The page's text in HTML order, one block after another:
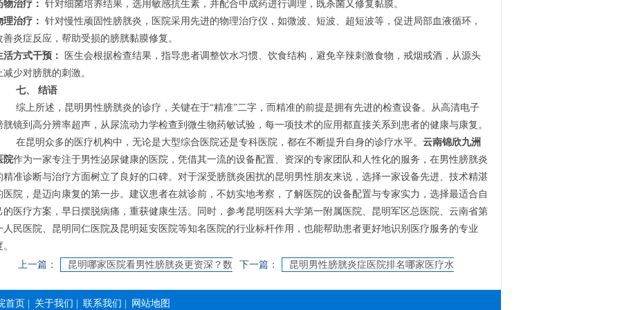
物治疗： 针对细菌培养结果，选用敏感抗生素，并配合中成药进行调理，既杀菌又修复黏膜。
理治疗： 针对慢性顽固性膀胱炎，医院采用先进的物理治疗仪，如微波、短波、超短波等，促进局部血液循环，
善炎症反应，帮助受损的膀胱黏膜修复。
活方式干预：
医生会根据检查结果，指导患者调整饮水习惯、饮食结构，避免辛辣刺激食物，戒烟戒酒，从源头
减少对膀胱的刺激。
七、 结语
综上所述，昆明男性膀胱炎的诊疗，关键在于“精准”二字，而精准的前提是拥有先进的检查设备。从高清电子
胱镜到高分辨率超声，从尿流动力学检查到微生物药敏试验，每一项技术的应用都直接关系到患者的健康与康复。
在昆明众多的医疗机构中，无论是大型综合医院还是专科医院，都在不断提升自身的诊疗水平。 云南锦欣九洲
院作为一家专注于男性泌尿健康的医院，凭借其一流的设备配置、资深的专家团队和人性化的服务，在男性膀胱炎
精准诊断与治疗方面树立了良好的口碑。对于深受膀胱炎困扰的昆明男性朋友来说，选择一家设备先进、技术精湛
医院，是迈向康复的第一步。建议患者在就诊前，不妨实地考察，了解医院的设备配置与专家实力，选择最适合自
的医疗方案，早日摆脱病痛，重获健康生活。同时，参考昆明医科大学第一附属医院、昆明军区总医院、云南省第
人民医院、昆明同仁医院及昆明延安医院等知名医院的行业标杆作用，也能帮助患者更好地识别医疗服务的专业
上一篇：
昆明哪家医院看男性膀胱炎更资深？数
下一篇：
昆明男性膀胱炎症医院排名哪家医疗水
首页
关于我们 联系我们 网站地图